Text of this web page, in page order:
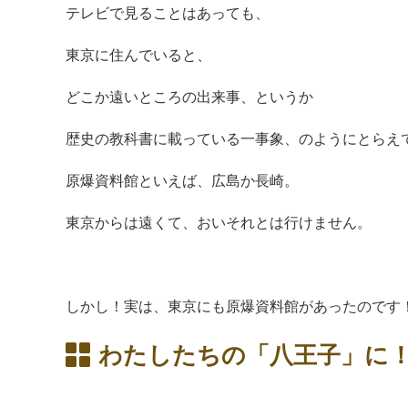
テレビで見ることはあっても、
東京に住んでいると、
どこか遠いところの出来事、というか
歴史の教科書に載っている一事象、のようにとらえ
原爆資料館といえば、広島か長崎。
東京からは遠くて、おいそれとは行けません。
しかし！実は、東京にも原爆資料館があったのです！
わたしたちの「八王子」に！